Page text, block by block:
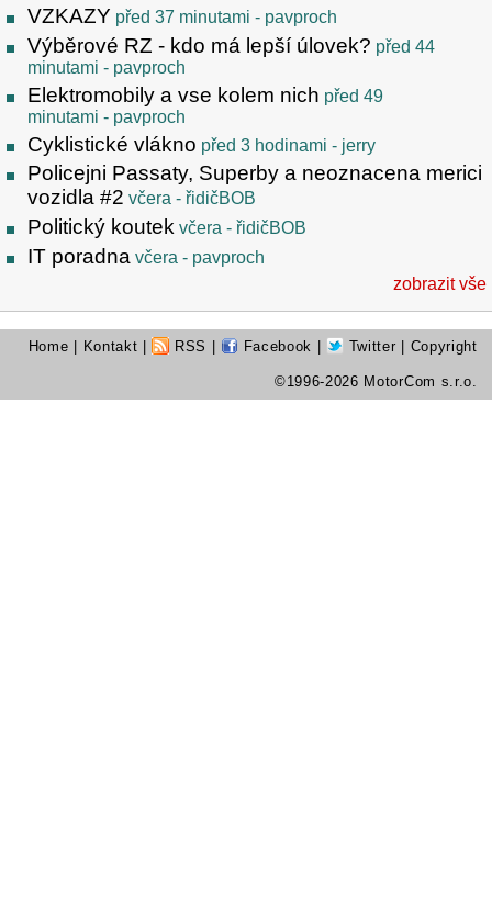
VZKAZY před 37 minutami - pavproch
Výběrové RZ - kdo má lepší úlovek? před 44
minutami - pavproch
Elektromobily a vse kolem nich před 49
minutami - pavproch
Cyklistické vlákno před 3 hodinami - jerry
Policejni Passaty, Superby a neoznacena merici
vozidla #2 včera - řidičBOB
Politický koutek včera - řidičBOB
IT poradna včera - pavproch
zobrazit vše
Home Kontakt RSS Facebook Twitter | Copyright
©1996-2026 MotorCom s.r.o.